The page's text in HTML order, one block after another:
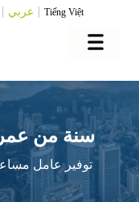
عربي Tiếng Việt
30 سنة من
توفير عامل